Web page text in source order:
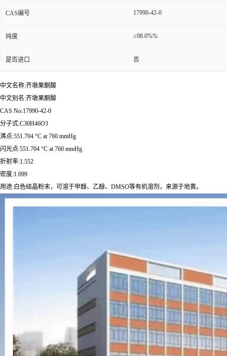
CAS编号 17990-42-0
纯度 ≥98.0%%
是否进口 否
中文名称:齐墩果酮酸
中文别名:齐墩果酮酸
CAS No:17990-42-0
分子式:C30H46O3
沸点:551.704 °C at 760 mmHg
闪光点:551.704 °C at 760 mmHg
折射率:1.552
密度:1.099
用途:白色结晶粉末，可溶于甲醇、乙醇、DMSO等有机溶剂，来源于地黄。